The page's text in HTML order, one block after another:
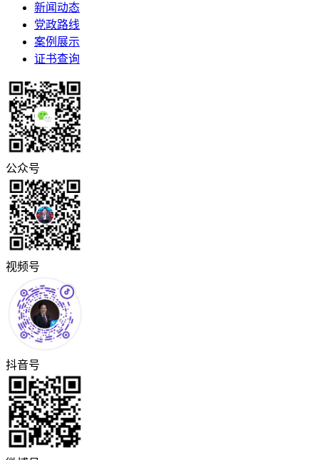
新闻动态
党政路线
案例展示
证书查询
公众号
视频号
抖音号